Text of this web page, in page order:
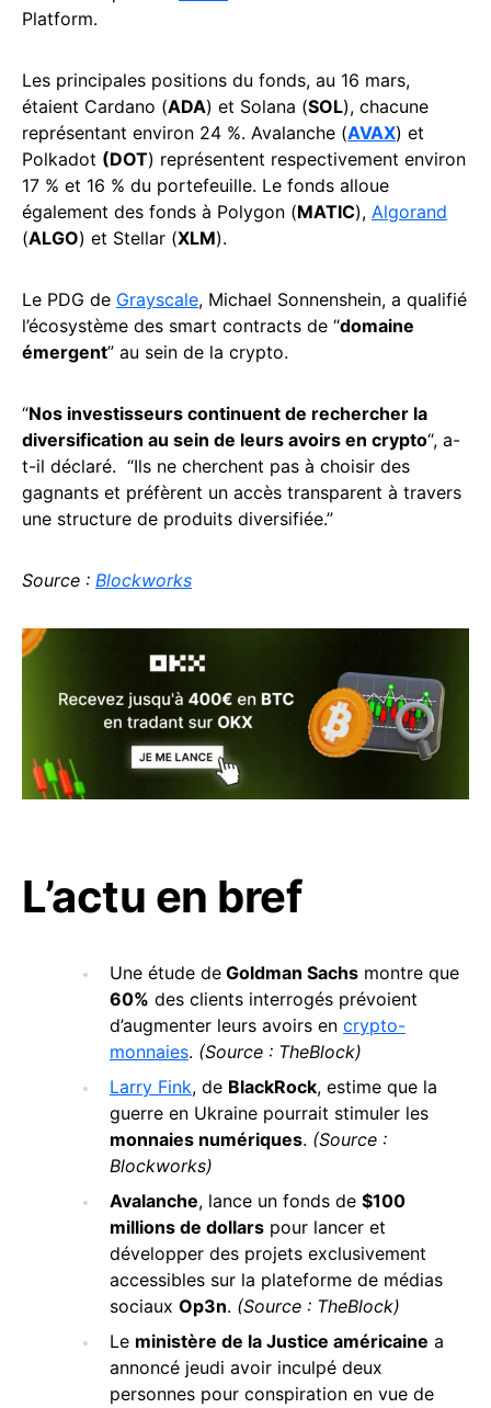
Platform.
Les principales positions du fonds, au 16 mars,
étaient Cardano (ADA) et Solana (SOL), chacune
représentant environ 24 %. Avalanche (AVAX) et
Polkadot (DOT) représentent respectivement environ
17 % et 16 % du portefeuille. Le fonds alloue
également des fonds à Polygon (MATIC), Algorand
(ALGO) et Stellar (XLM).
Le PDG de Grayscale, Michael Sonnenshein, a qualifié
l’écosystème des smart contracts de “domaine
émergent” au sein de la crypto.
“Nos investisseurs continuent de rechercher la
diversification au sein de leurs avoirs en crypto“, a-
t-il déclaré. “Ils ne cherchent pas à choisir des
gagnants et préfèrent un accès transparent à travers
une structure de produits diversifiée.”
Source : Blockworks
L’actu en bref
Une étude de Goldman Sachs montre que
60% des clients interrogés prévoient
d’augmenter leurs avoirs en crypto-
monnaies. (Source : TheBlock)
Larry Fink, de BlackRock, estime que la
guerre en Ukraine pourrait stimuler les
monnaies numériques. (Source :
Blockworks)
Avalanche, lance un fonds de $100
millions de dollars pour lancer et
développer des projets exclusivement
accessibles sur la plateforme de médias
sociaux Op3n. (Source : TheBlock)
Le ministère de la Justice américaine a
annoncé jeudi avoir inculpé deux
personnes pour conspiration en vue de